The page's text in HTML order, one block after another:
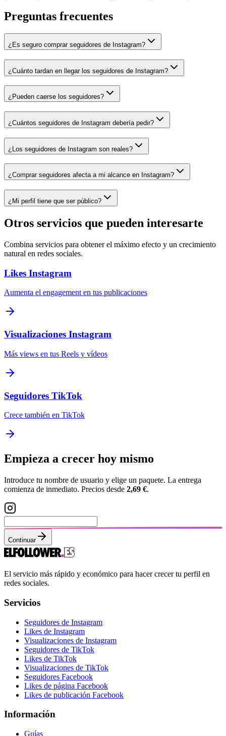
Preguntas frecuentes
¿Es seguro comprar seguidores de Instagram?
¿Cuánto tardan en llegar los seguidores de Instagram?
¿Pueden caerse los seguidores?
¿Cuántos seguidores de Instagram debería pedir?
¿Los seguidores de Instagram son reales?
¿Comprar seguidores afecta a mi alcance en Instagram?
¿Mi perfil tiene que ser público?
Otros servicios que pueden interesarte
Combina servicios para obtener el máximo efecto y un crecimiento
natural en redes sociales.
Likes Instagram
Aumenta el engagement en tus publicaciones
Visualizaciones Instagram
Más views en tus Reels y vídeos
Seguidores TikTok
Crece también en TikTok
Empieza a crecer hoy mismo
Introduce tu nombre de usuario y elige un paquete. La entrega
comienza de inmediato. Precios desde 2,69 €.
Continuar
El servicio más rápido y económico para hacer crecer tu perfil en
redes sociales.
Servicios
Seguidores de Instagram
Likes de Instagram
Visualizaciones de Instagram
Seguidores de TikTok
Likes de TikTok
Visualizaciones de TikTok
Seguidores Facebook
Likes de página Facebook
Likes de publicación Facebook
Información
Guías